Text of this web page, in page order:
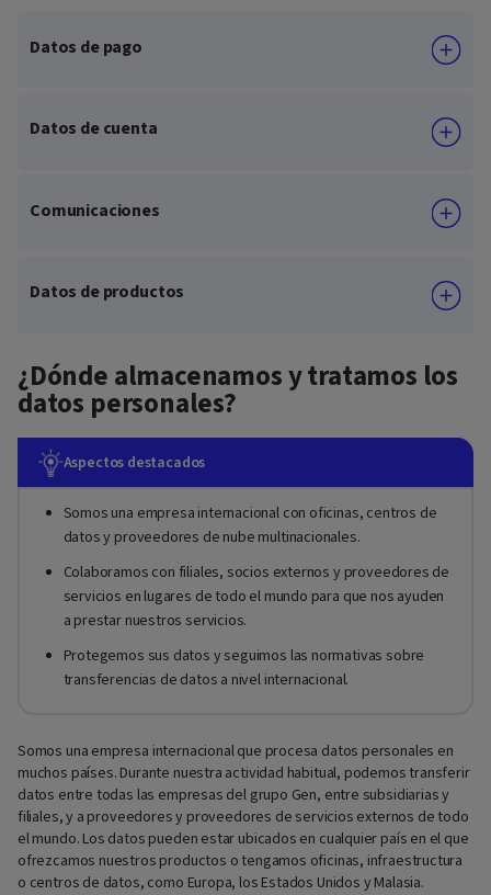
Datos de pago
Datos de cuenta
Comunicaciones
Datos de productos
¿Dónde almacenamos y tratamos los
datos personales?
Aspectos destacados
Somos una empresa internacional con oficinas, centros de
datos y proveedores de nube multinacionales.
Colaboramos con filiales, socios externos y proveedores de
servicios en lugares de todo el mundo para que nos ayuden
a prestar nuestros servicios.
Protegemos sus datos y seguimos las normativas sobre
transferencias de datos a nivel internacional.
Somos una empresa internacional que procesa datos personales en
muchos países. Durante nuestra actividad habitual, podemos transferir
datos entre todas las empresas del grupo Gen, entre subsidiarias y
filiales, y a proveedores y proveedores de servicios externos de todo
el mundo. Los datos pueden estar ubicados en cualquier país en el que
ofrezcamos nuestros productos o tengamos oficinas, infraestructura
o centros de datos, como Europa, los Estados Unidos y Malasia.